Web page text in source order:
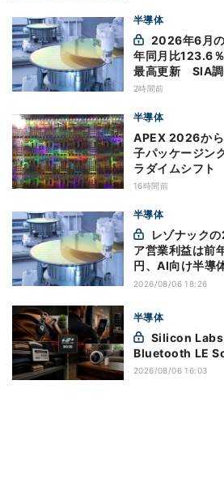
半導体
年同月比123.6
最高更新 SIA
2時間前
半導体
APEX 2026か
子パッケージン
ラダイムシフト
16時間前
半導体
ア営業利益は前
円、AI向け半導
2026/08/06 18:26
半導体
Bluetooth LE
2026/08/06 16:03